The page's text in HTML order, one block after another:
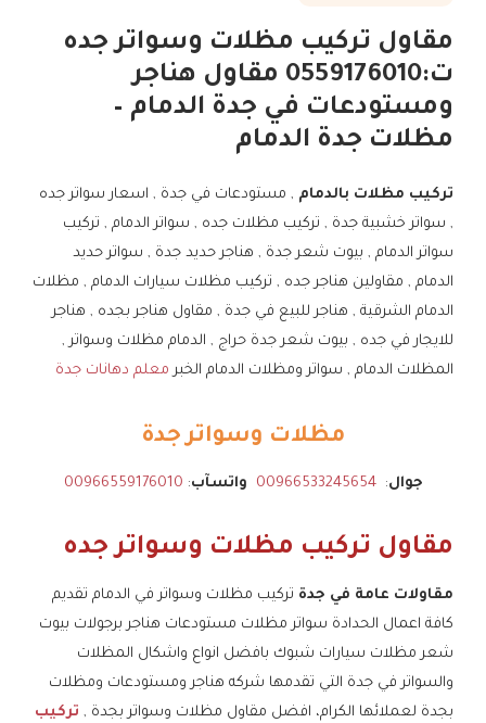
مقاول تركيب مظلات وسواتر جده
ت:0559176010 مقاول هناجر
ومستودعات في جدة الدمام –
مظلات جدة الدمام
تركيب مظلات بالدمام , مستودعات في جدة , اسعار سواتر جده
, سواتر خشبية جدة , تركيب مظلات جده , سواتر الدمام , تركيب
سواتر الدمام , بيوت شعر جدة , هناجر حديد جدة , سواتر حديد
الدمام , مقاولين هناجر جده , تركيب مظلات سيارات الدمام , مظلات
الدمام الشرقية , هناجر للبيع في جدة , مقاول هناجر بجده , هناجر
للايجار في جده , بيوت شعر جدة حراج , الدمام مظلات وسواتر ,
المظلات الدمام , سواتر ومظلات الدمام الخبر معلم دهانات جدة
مظلات وسواتر جدة
جوال:
00966533245654 واتسآب:
00966559176010
مقاول تركيب مظلات وسواتر جده
مقاولات عامة في جدة تركيب مظلات وسواتر في الدمام تقديم
كافة اعمال الحدادة سواتر مظلات مستودعات هناجر برجولات بيوت
شعر مظلات سيارات شبوك بافضل انواع واشكال المظلات
والسواتر في جدة التي تقدمها شركه هناجر ومستودعات ومظلات
بجدة لعملائها الكرام، افضل مقاول مظلات وسواتر بجدة , تركيب